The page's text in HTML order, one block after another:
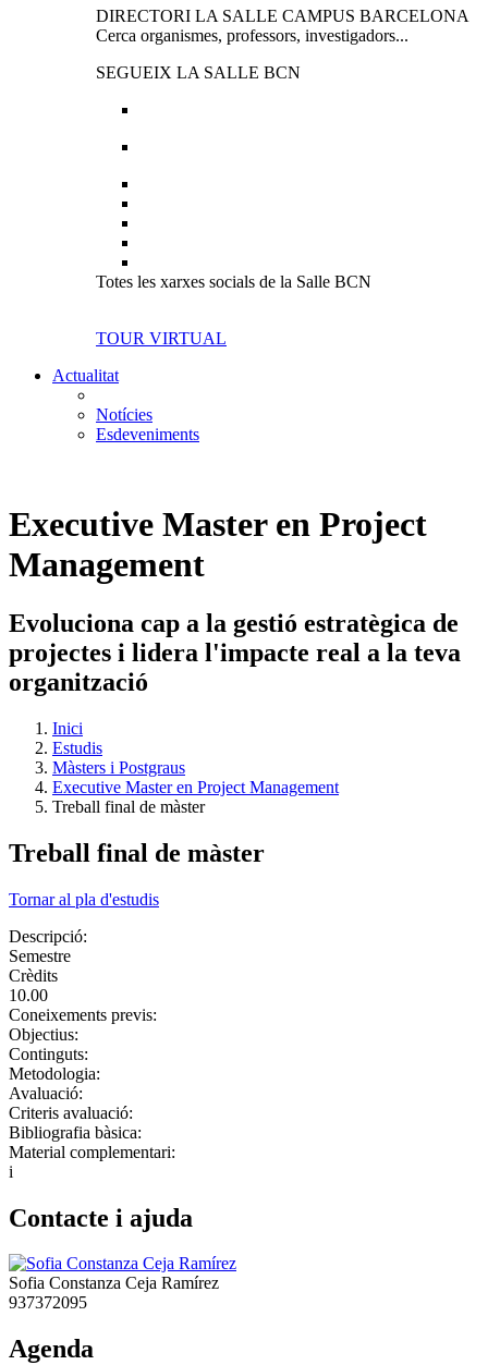
DIRECTORI LA SALLE CAMPUS BARCELONA
Cerca organismes, professors, investigadors...
SEGUEIX LA SALLE BCN
Totes les xarxes socials de la Salle BCN
TOUR VIRTUAL
Actualitat
Notícies
Esdeveniments
Executive Master en Project
Management
Evoluciona cap a la gestió estratègica de
projectes i lidera l'impacte real a la teva
organització
Inici
Estudis
Màsters i Postgraus
Executive Master en Project Management
Treball final de màster
Treball final de màster
Tornar al pla d'estudis
Descripció:
Semestre
Crèdits
10.00
Coneixements previs:
Objectius:
Continguts:
Metodologia:
Avaluació:
Criteris avaluació:
Bibliografia bàsica:
Material complementari:
i
Contacte i ajuda
Sofia Constanza Ceja Ramírez
937372095
Agenda